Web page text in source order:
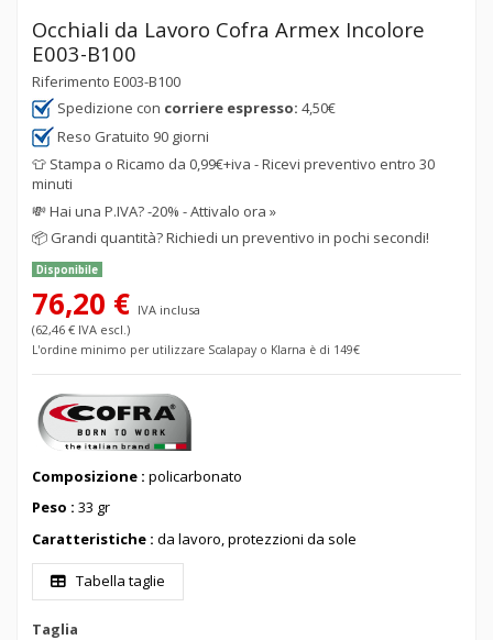
Occhiali da Lavoro Cofra Armex Incolore
E003-B100
Riferimento E003-B100
Spedizione con corriere espresso: 4,50€
Reso Gratuito 90 giorni
👕 Stampa o Ricamo da 0,99€+iva - Ricevi preventivo entro 30
minuti
💸Hai una P.IVA? -20% - Attivalo ora »
📦 Grandi quantità? Richiedi un preventivo in pochi secondi!
Disponibile
76,20 € IVA inclusa
(62,46 € IVA escl.)
L'ordine minimo per utilizzare Scalapay o Klarna è di 149€
Composizione : policarbonato
Peso : 33 gr
Caratteristiche : da lavoro, protezzioni da sole
Tabella taglie
Taglia